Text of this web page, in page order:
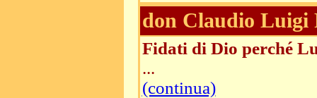
don Claudio Luigi
Fidati di Dio perché
...
(continua)